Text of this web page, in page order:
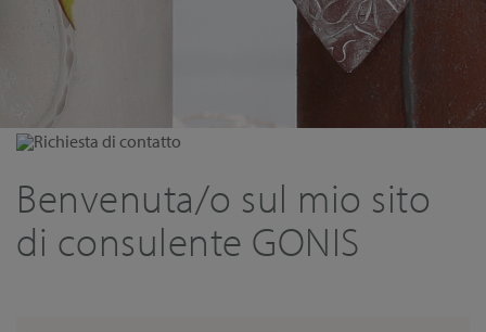
Richiesta di contatto
Benvenuta/o sul mio sito
di consulente GONIS